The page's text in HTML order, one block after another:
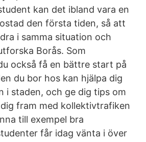
kan det ibland vara en
den första tiden, så att
i samma situation och
Borås. Som
också få en bättre start på
du bor hos kan hjälpa dig
i staden, och ge dig tips om
fram med kollektivtrafiken
till exempel bra
får idag vänta i över